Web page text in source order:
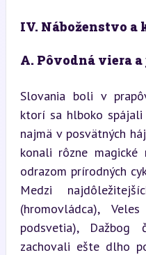
IV. Náboženstvo
A. Pôvodná viera
Slovania boli v
ktorí sa hlboko
najmä v posvätných
konali rôzne
odrazom prírodných
Medzi
(hromovládca),
podsvetia),
zachovali ešte dlho